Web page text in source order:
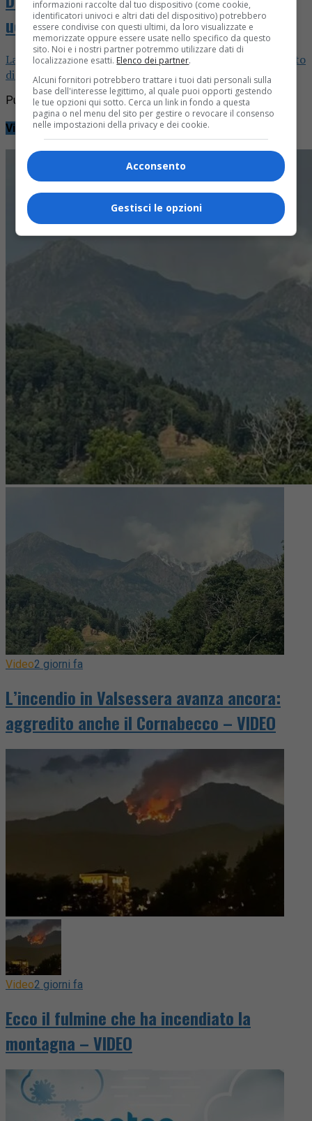
ucciso Augusto Festa Bianchet
La puntata speciale live dedicata all'omicidio del senzatetto
di Biella
Pubblicità
Video
Video2 giorni fa
L’incendio in Valsessera avanza ancora:
aggredito anche il Cornabecco – VIDEO
Video2 giorni fa
Ecco il fulmine che ha incendiato la
montagna – VIDEO
informazioni raccolte dal tuo dispositivo (come cookie,
identificatori univoci e altri dati del dispositivo) potrebbero
essere condivise con questi ultimi, da loro visualizzate e
memorizzate oppure essere usate nello specifico da questo
sito. Noi e i nostri partner potremmo utilizzare dati di
localizzazione esatti. Elenco dei partner.
Alcuni fornitori potrebbero trattare i tuoi dati personali sulla
base dell'interesse legittimo, al quale puoi opporti gestendo
le tue opzioni qui sotto. Cerca un link in fondo a questa
pagina o nel menu del sito per gestire o revocare il consenso
nelle impostazioni della privacy e dei cookie.
Acconsento
Gestisci le opzioni